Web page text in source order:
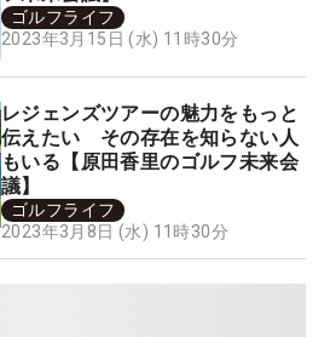
ゴルフライフ
2023年3月15日 (水) 11時30分
レジェンズツアーの魅力をもっと
伝えたい その存在を知らない人
もいる【原田香里のゴルフ未来会
議】
ゴルフライフ
2023年3月8日 (水) 11時30分